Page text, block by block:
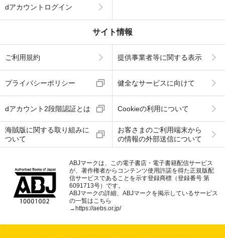
dアカウントログイン
サイト情報
ご利用規約 提供事業者等に関する表示
プライバシーポリシー 健全なサービスに向けて
dアカウント2段階認証とは Cookieの利用について
海賊版に関する取り組みに
ついて
お客さまのご利用端末から
の情報の外部送信について
ABJマークは、この電子書店・電子書籍配信サービス
が、著作権者からコンテンツ使用許諾を得た正規版配
信サービスであることを示す登録商標（登録番号 第
6091713号）です。
ABJマークの詳細、ABJマークを掲示しているサービス
の一覧はこちら
→ https://aebs.or.jp/